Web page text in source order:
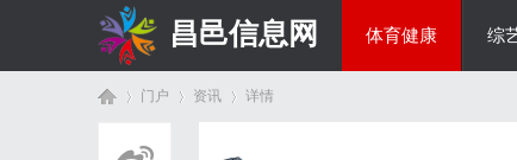
昌邑信息网 体育健康 综
门户 资讯 详情